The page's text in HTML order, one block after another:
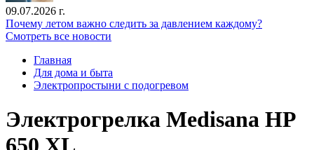
09.07.2026 г.
Почему летом важно следить за давлением каждому?
Смотреть все новости
Главная
Для дома и быта
Электропростыни с подогревом
Электрогрелка Medisana HP